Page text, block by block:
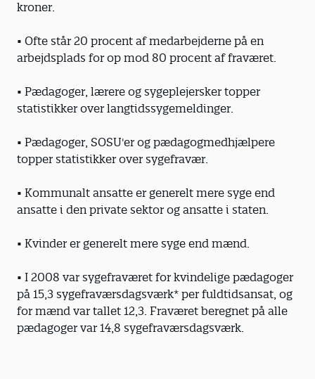
kroner.
• Ofte står 20 procent af medarbejderne på en
arbejdsplads for op mod 80 procent af fraværet.
• Pædagoger, lærere og sygeplejersker topper
statistikker over langtidssygemeldinger.
• Pædagoger, SOSU'er og pædagogmedhjælpere
topper statistikker over sygefravær.
• Kommunalt ansatte er generelt mere syge end
ansatte i den private sektor og ansatte i staten.
• Kvinder er generelt mere syge end mænd.
• I 2008 var sygefraværet for kvindelige pædagoger
på 15,3 sygefraværsdagsværk* per fuldtidsansat, og
for mænd var tallet 12,3. Fraværet beregnet på alle
pædagoger var 14,8 sygefraværsdagsværk.